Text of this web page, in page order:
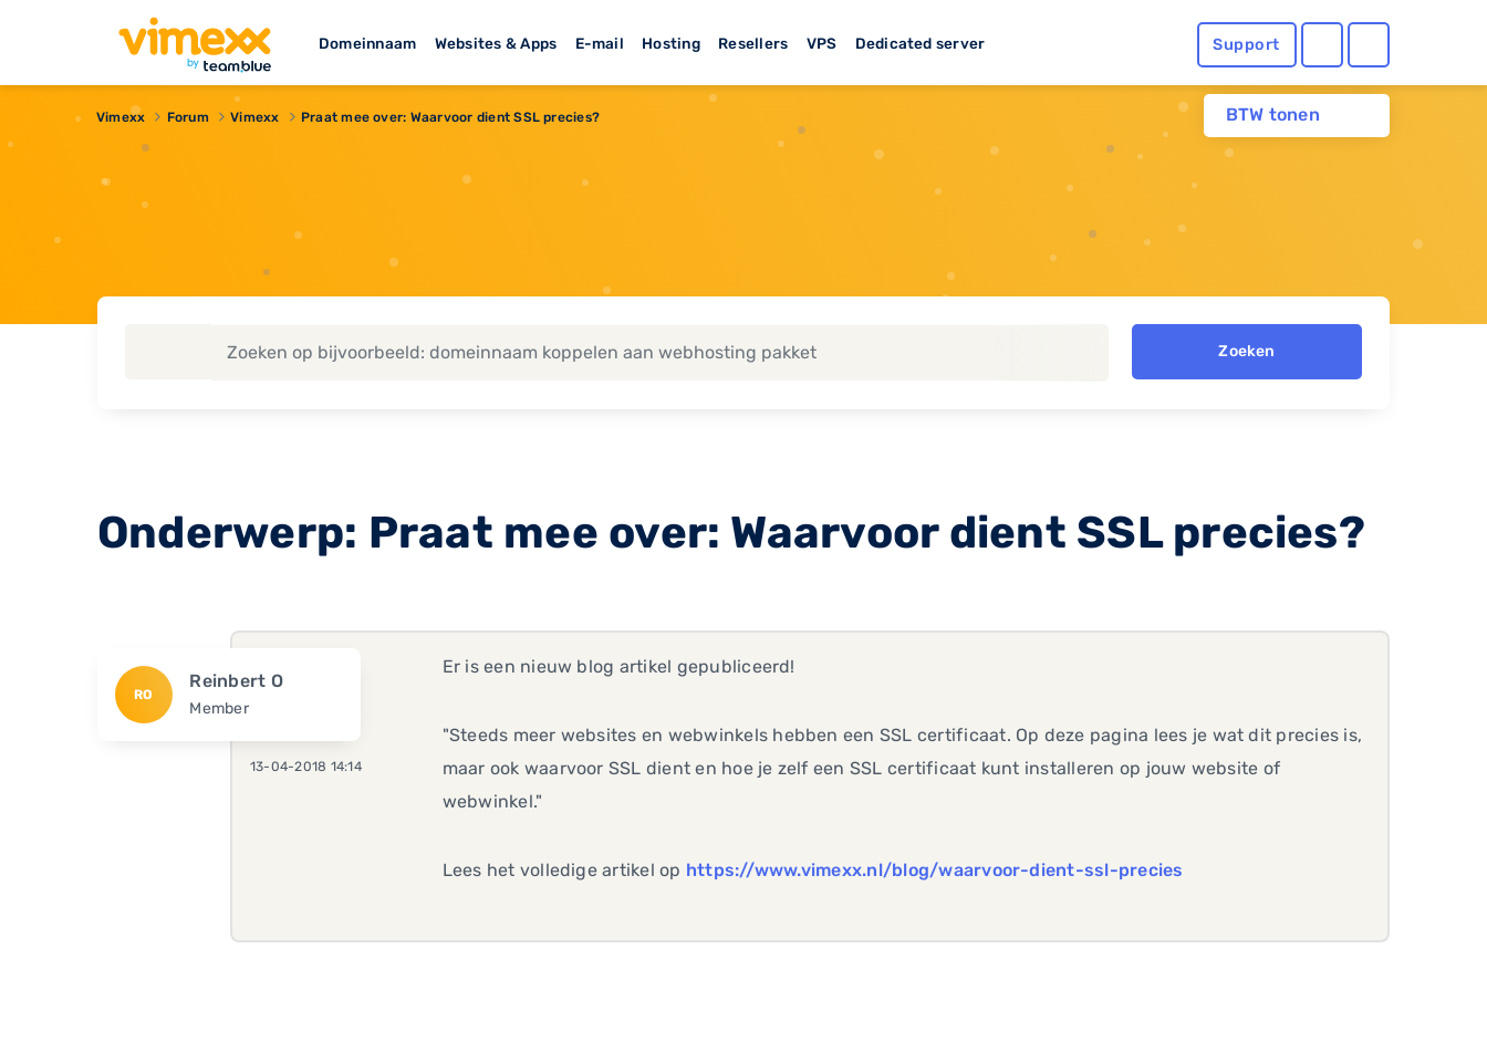
Domeinnaam Websites & Apps E-mail Hosting Resellers VPS Dedicated server Support
BTW tonen
Vimexx Forum Vimexx Praat mee over: Waarvoor dient SSL precies?
Zoeken
Onderwerp: Praat mee over: Waarvoor dient SSL precies?
RO
Reinbert O
Member
13-04-2018 14:14
Er is een nieuw blog artikel gepubliceerd!
"Steeds meer websites en webwinkels hebben een SSL certificaat. Op deze pagina lees je wat dit precies is,
maar ook waarvoor SSL dient en hoe je zelf een SSL certificaat kunt installeren op jouw website of
webwinkel."
Lees het volledige artikel op https://www.vimexx.nl/blog/waarvoor-dient-ssl-precies